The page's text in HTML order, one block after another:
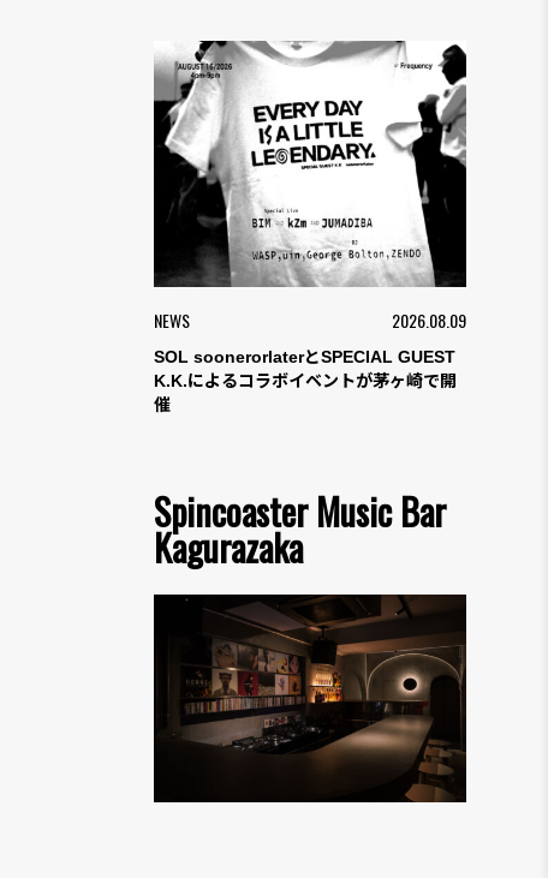
NEWS 2026.08.09
SOL soonerorlaterとSPECIAL GUEST
K.K.によるコラボイベントが茅ヶ崎で開
催
Spincoaster Music Bar
Kagurazaka